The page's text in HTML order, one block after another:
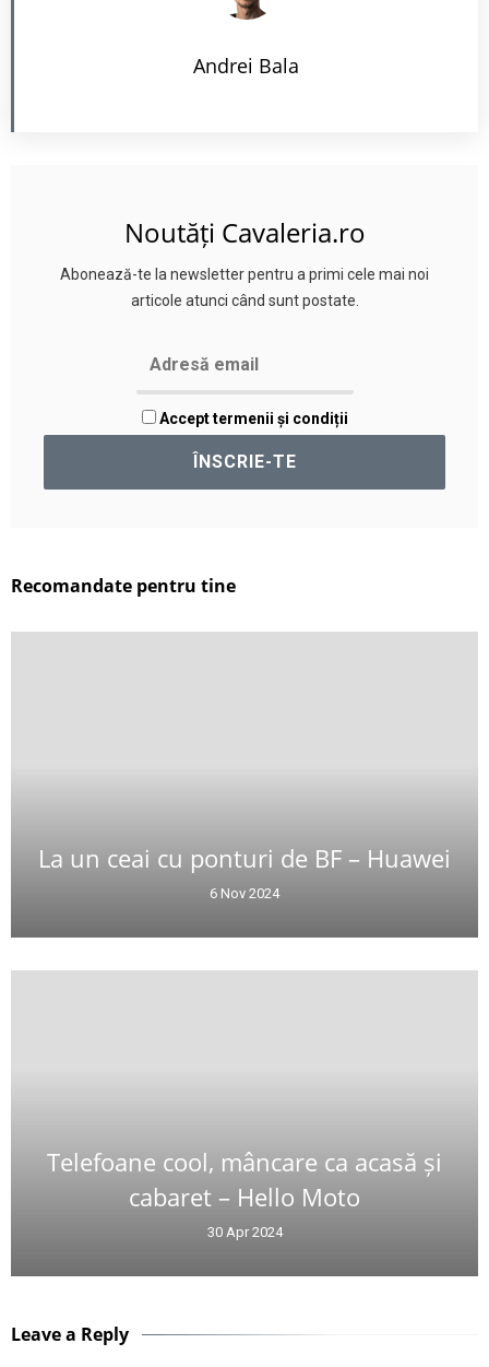
Andrei Bala
Noutăți Cavaleria.ro
Abonează-te la newsletter pentru a primi cele mai noi
articole atunci când sunt postate.
Accept termenii și condiții
Recomandate pentru tine
La un ceai cu ponturi de BF – Huawei
6 Nov 2024
Telefoane cool, mâncare ca acasă și
cabaret – Hello Moto
30 Apr 2024
Leave a Reply